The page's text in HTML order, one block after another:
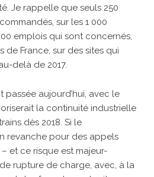
Je rappelle que seuls 250
sur les 1 000
emplois qui sont concernés,
de France, sur des sites qui
delà de 2017.
passée aujourd’hui, avec le
la continuité industrielle
dès 2018. Si le
revanche pour des appels
– et ce risque est majeur-
rupture de charge, avec, à la